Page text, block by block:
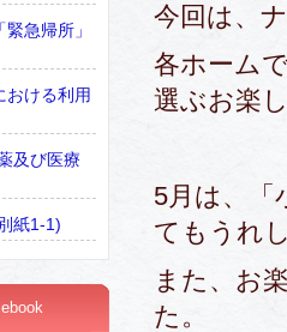
今回は、
各ホーム
選ぶお楽
5月は、「
てもうれ
また、お
た。
急帰所」
おける利用
及び医療
紙1-1)